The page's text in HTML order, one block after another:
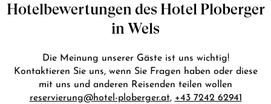
Hotelbewertungen des Hotel Ploberger
in Wels
Die Meinung unserer Gäste ist uns wichtig!
Kontaktieren Sie uns, wenn Sie Fragen haben oder diese
mit uns und anderen Reisenden teilen wollen
reservierung@hotel-ploberger.at, +43 7242 62941